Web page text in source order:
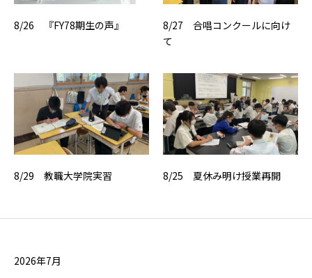
8/26 『FY78期生の声』
8/27 合唱コンクールに向け
て
8/29 教職大学院実習 8/25 夏休み明け授業再開
2026年7月